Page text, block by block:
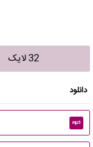
32 لایک
دانلود
mp3